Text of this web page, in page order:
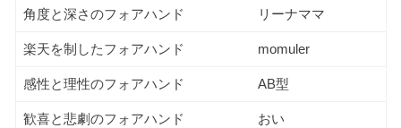
角度と深さのフォアハンド リーナママ
楽天を制したフォアハンド momuler
感性と理性のフォアハンド AB型
歓喜と悲劇のフォアハンド おい